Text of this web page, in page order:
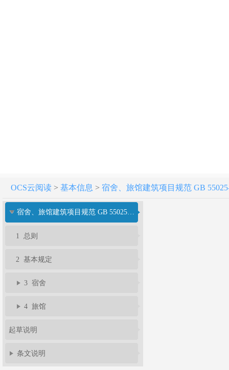
OCS云阅读> 基本信息 > 宿舍、旅馆建筑项目规范 GB
宿舍、旅馆建筑项目规范 GB 55025-2022
1 总则
2 基本规定
3 宿舍
4 旅馆
起草说明
条文说明